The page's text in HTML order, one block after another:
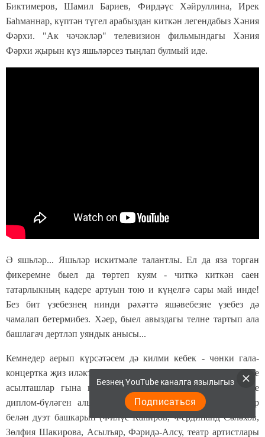
Биктимеров, Шамил Бариев, Фирдәүс Хәйруллина, Ирек
Баһманнар, күптән түгел арабыздан киткән легендабыз Хәния
Фәрхи. "Ак чәчәкләр" телевизион фильмындагы Хәния
Фәрхи җырын күз яшьләрсез тыңлап булмый иде.
Ә яшьләр... Яшьләр искитмәле талантлы. Ел да яза торган
фикеремне быел да төртеп куям - читкә киткән саен
татарлыкның кадере артуын тою и күңелгә сары май инде!
Без бит үзебезнең нинди рәхәттә яшәвебезне үзебез дә
чамалап бетермибез. Хәер, быел авыздагы телне тартып ала
башлагач дертләп уяндык анысы...
Кемнедер аерып күрсәтәсем дә килми кебек - чөнки гала-
концертка җиз иләктән җитмеш-җиде тапкыр иләнгән иң эре
асылташлар гына кала. Аларның һәрберсе үзенә тиешле
диплом-бүләген алып, сәхнәдә танылган җырчы-артистлар
белән дуэт башкарып (Филүс Каһиров, Фердинанд Сәләхов,
Зөлфия Шакирова, Асылъяр, Фәридә-Алсу, театр артистлары
Безнең YouTube каналга язылыгыз
Подписаться